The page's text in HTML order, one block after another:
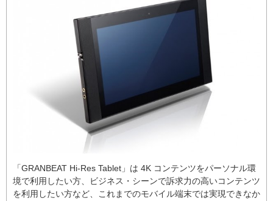
「GRANBEAT Hi-Res Tablet」は 4K コンテンツをパーソナル環
境で利用したい方、ビジネス・シーンで訴求力の高いコンテンツ
を利用したい方など、これまでのモバイル端末では実現できなか